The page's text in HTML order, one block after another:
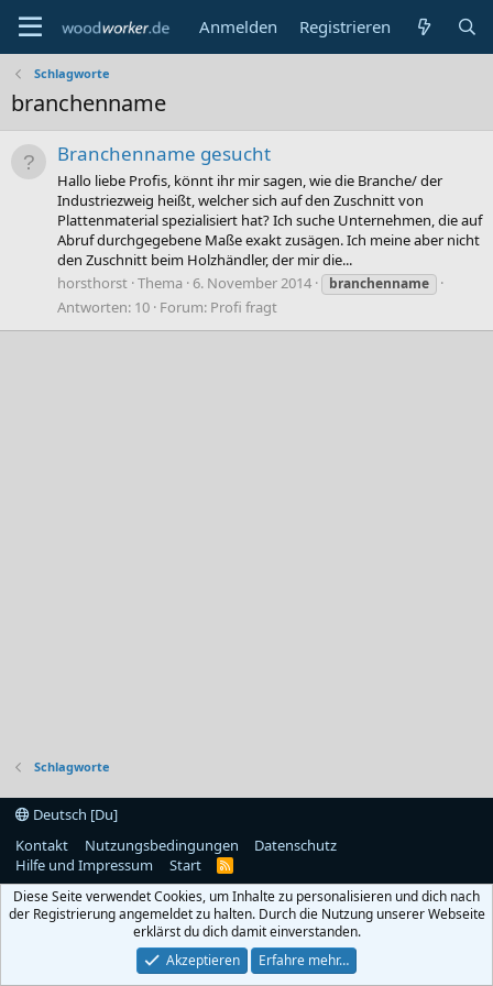
Anmelden Registrieren
Schlagworte
branchenname
Branchenname gesucht
Hallo liebe Profis, könnt ihr mir sagen, wie die Branche/ der
Industriezweig heißt, welcher sich auf den Zuschnitt von
Plattenmaterial spezialisiert hat? Ich suche Unternehmen, die auf
Abruf durchgegebene Maße exakt zusägen. Ich meine aber nicht
den Zuschnitt beim Holzhändler, der mir die...
horsthorst Thema 6. November 2014 branchenname
Antworten: 10 Forum: Profi fragt
Schlagworte
Deutsch [Du]
Kontakt
Nutzungsbedingungen
Datenschutz
Hilfe und Impressum
Start
R
S
Diese Seite verwendet Cookies, um Inhalte zu personalisieren und dich nach
der Registrierung angemeldet zu halten. Durch die Nutzung unserer Webseite
erklärst du dich damit einverstanden.
Akzeptieren
Erfahre mehr…